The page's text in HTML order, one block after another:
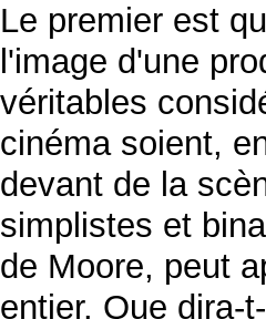
Le premier est
l'image d'une
véritables
cinéma soient,
devant de la
simplistes et
de Moore, peut
entier. Que dira-